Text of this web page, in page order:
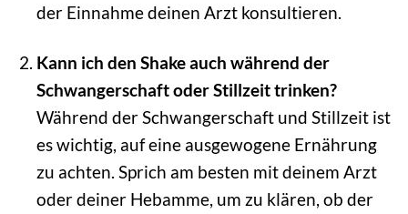
der Einnahme deinen Arzt konsultieren.
Kann ich den Shake auch während der
Schwangerschaft oder Stillzeit trinken?
Während der Schwangerschaft und Stillzeit ist
es wichtig, auf eine ausgewogene Ernährung
zu achten. Sprich am besten mit deinem Arzt
oder deiner Hebamme, um zu klären, ob der